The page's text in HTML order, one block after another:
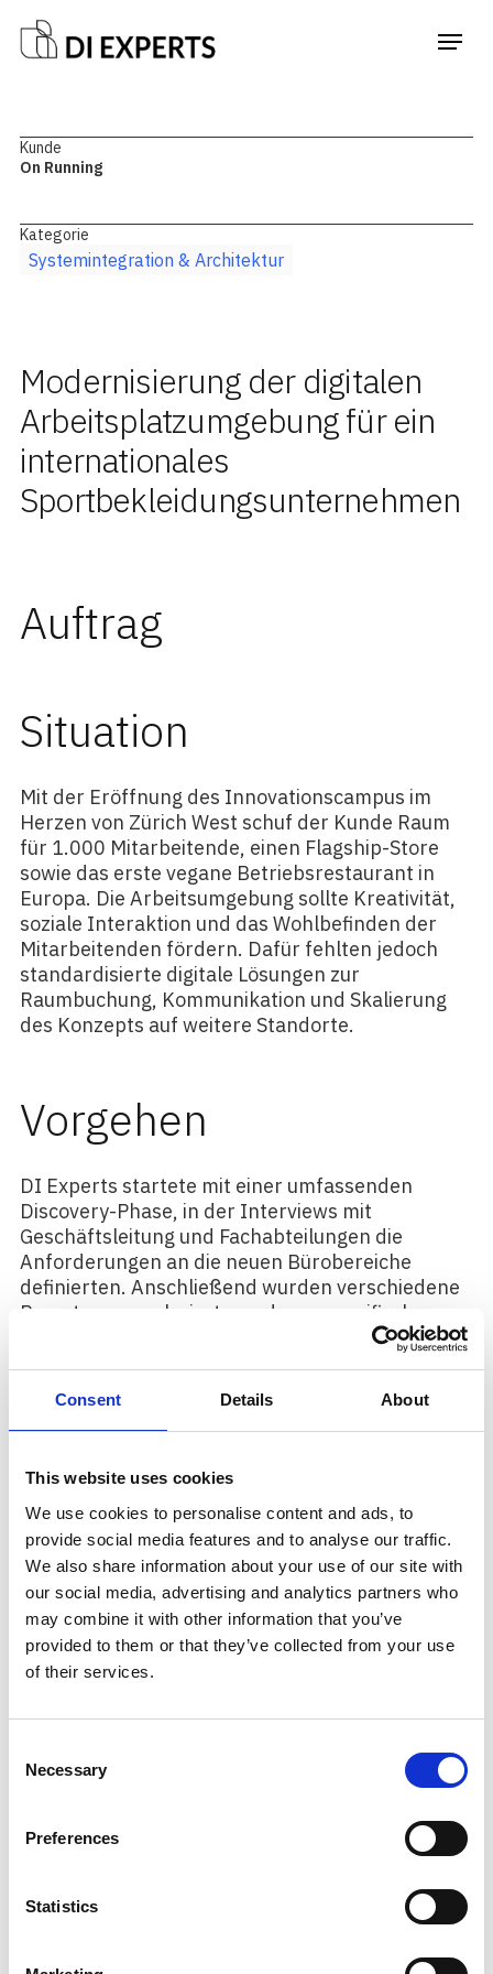
Consent Details About
This website uses cookies
We use cookies to personalise content and ads, to
provide social media features and to analyse our traffic.
We also share information about your use of our site with
our social media, advertising and analytics partners who
may combine it with other information that you’ve
provided to them or that they’ve collected from your use
of their services.
Selection
Necessary
Preferences
Statistics
Kunde
On Running
Kategorie
Systemintegration & Architektur
Modernisierung der digitalen
Arbeitsplatzumgebung für ein
internationales
Sportbekleidungsunternehmen
Auftrag
Situation
Mit der Eröffnung des Innovationscampus im
Herzen von Zürich West schuf der Kunde Raum
für 1.000 Mitarbeitende, einen Flagship-Store
sowie das erste vegane Betriebsrestaurant in
Europa. Die Arbeitsumgebung sollte Kreativität,
soziale Interaktion und das Wohlbefinden der
Mitarbeitenden fördern. Dafür fehlten jedoch
standardisierte digitale Lösungen zur
Raumbuchung, Kommunikation und Skalierung
des Konzepts auf weitere Standorte.
Vorgehen
DI Experts startete mit einer umfassenden
Discovery-Phase, in der Interviews mit
Geschäftsleitung und Fachabteilungen die
Anforderungen an die neuen Bürobereiche
definierten. Anschließend wurden verschiedene
Raumtypen analysiert, um deren spezifische
Nutzungsprofile und technischen Bedürfnisse zu
dokumentieren. Auf dieser Grundlage entwarf DI
Experts in einem Rapid-Prototyping-Ansatz ein
erstes Arbeitsplatzkonzept, das modernste
Technologien und aktuelle Trends verband. Im
Ausschreibungsprozess zur Auswahl geeigneter
Anbieter und führte eine detaillierte Kosten-
Nutzen-Analyse der Leistungsangebote durch.
Parallel empfahl DI Experts digitale Lösungen zur
Verbesserung der Mitarbeitererfahrung,
implementierte diese und erstellte eine
umfassende Dokumentation, die als Vorlage für
die Skalierung des Digital Workplace in weiteren
Ergebnis
Die neu implementierte digitale Workplace-
ganzheitliche Plug-and-Play-Erfahrung: Intuitive
Flächennutzung, während integrierte Video- und